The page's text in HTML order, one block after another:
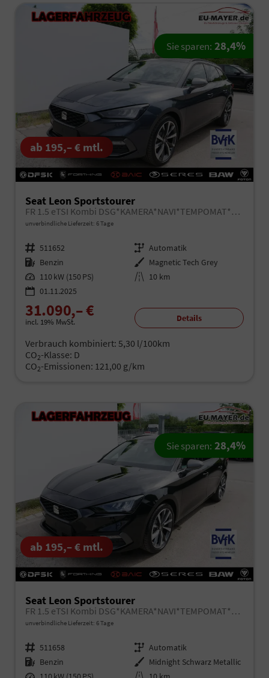
ab 195,– € mtl.
Seat Leon Sportstourer
FR 1.5 eTSI Kombi DSG*KAMERA*NAVI*TEMPOMAT*3-ZONE KILMAAUTOMATIK*VIRTUAL COCKPIT*
unverbindliche Lieferzeit: 6 Tage
Fahrzeugnr. 511652 Getriebe Automatik
Kraftstoff Benzin Außenfarbe Magnetic Tech Grey
Leistung 110 kW (150 PS) Kilometerstand 10 km
01.11.2025
31.090,– €
incl. 19% MwSt.
Sie sparen: 28,4%
Details
Verbrauch kombiniert: 5,30 l/100km
CO2-Klasse: D
CO2-Emissionen: 121,00 g/km
ab 195,– € mtl.
Seat Leon Sportstourer
FR 1.5 eTSI Kombi DSG*KAMERA*NAVI*TEMPOMAT*3-ZONE KILMAAUTOMATIK*VIRTUAL COCKPIT*
unverbindliche Lieferzeit: 6 Tage
Fahrzeugnr. 511658 Getriebe Automatik
Kraftstoff Benzin Außenfarbe Midnight Schwarz Metallic
Sie sparen: 28,4%